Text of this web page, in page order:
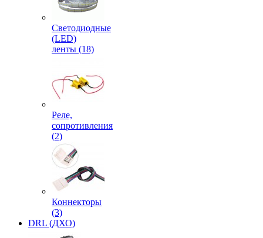
Светодиодные
(LED)
ленты (18)
Реле,
сопротивления
(2)
Коннекторы
(3)
DRL (ДХО)